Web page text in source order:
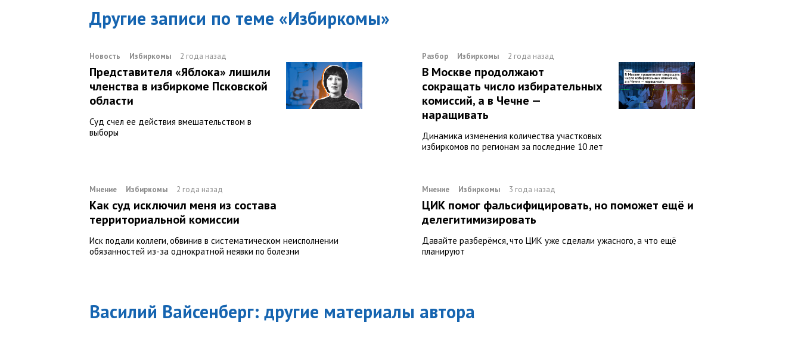
Другие записи по теме «Избиркомы»
Новость Избиркомы 2 года назад
Представителя «Яблока» лишили
членства в избиркоме Псковской
области
Суд счел ее действия вмешательством в
выборы
Разбор Избиркомы 2 года назад
В Москве продолжают
сокращать число избирательных
комиссий, а в Чечне —
наращивать
Динамика изменения количества участковых
избиркомов по регионам за последние 10 лет
Мнение Избиркомы 2 года назад
Как суд исключил меня из состава
территориальной комиссии
Иск подали коллеги, обвинив в систематическом неисполнении
обязанностей из-за однократной неявки по болезни
Мнение Избиркомы 3 года назад
ЦИК помог фальсифицировать, но поможет ещё и
делегитимизировать
Давайте разберёмся, что ЦИК уже сделали ужасного, а что ещё
планируют
Василий Вайсенберг: другие материалы автора